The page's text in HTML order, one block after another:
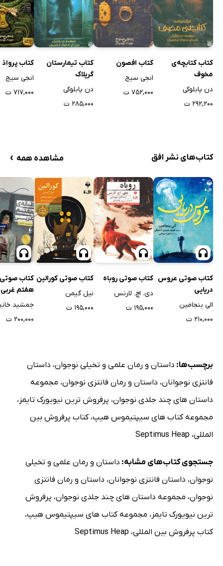
کتاب کتابچه‌ی
مخوف
دن پابلوکی
۲۹۲,۲۰۰ ت
کتاب افصون
انجی سیج
۷۵۲,۰۰۰ ت
کتاب تیمارستان
گریلاک
دن پابلوکی
۲۸۵,۰۰۰ ت
کتاب پرواذ
انجی سیج
۷۱۷,۰۰۰ ت
کتاب‌های نشر افق مشاهده همه ›
کتاب صوتی عروس
دریایی
الی بنجامین
۲۱۰,۰۰۰ ت
کتاب صوتی روباه
دی. اچ. لارنس
۱۹۵,۰۰۰ ت
کتاب صوتی کورالین
نیل گیمن
۱۹۵,۰۰۰ ت
کتاب
هفتم غربی
جمشید
۲۰۰,۰۰۰ ت
برچسب‌ها: داستان و رمان علمی و تخیلی نوجوان، داستان
فانتزی نوجوانان، داستان و رمان فانتزی نوجوان، مجموعه
داستان های چند جلدی نوجوان، پرفروش ترین نیویورک تایمز ،
مجموعه کتاب های سیپتیموس هیپ،کتاب پرفروش بین
المللی، Septimus Heap
جستجوی کتاب‌های مشابه: داستان و رمان علمی و تخیلی
نوجوان، داستان فانتزی نوجوانان، داستان و رمان فانتزی
نوجوان، مجموعه داستان های چند جلدی نوجوان، پرفروش
ترین نیویورک تایمز ، مجموعه کتاب های سیپتیموس هیپ،
کتاب پرفروش بین المللی، Septimus Heap